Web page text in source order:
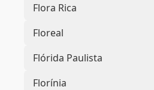
Flora Rica
Floreal
Flórida Paulista
Florínia